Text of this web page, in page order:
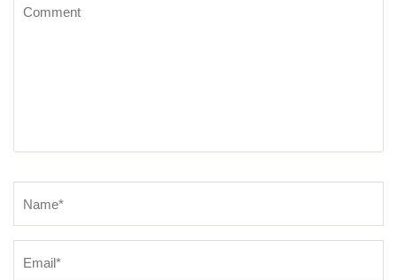
Comment